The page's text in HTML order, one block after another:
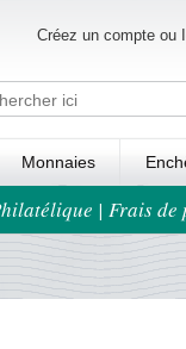
Créez un compte ou
Monnaies
| Frais